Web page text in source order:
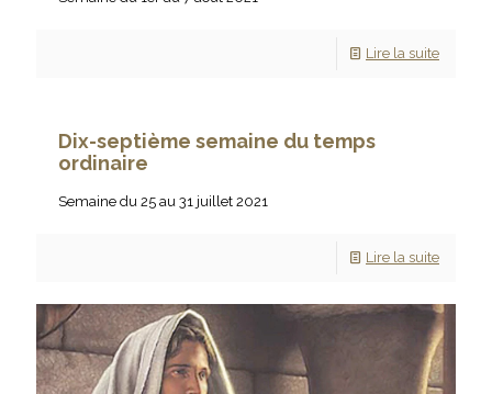
Lire la suite
Dix-septième semaine du temps
ordinaire
Semaine du 25 au 31 juillet 2021
Lire la suite